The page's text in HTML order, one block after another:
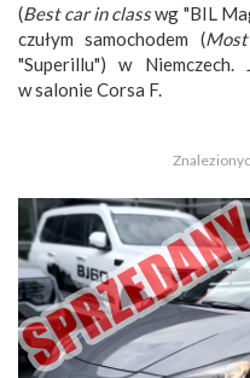
(Best car in classwg "BIL
czułym samochodem (
"Superillu") w
w salonie Corsa F.